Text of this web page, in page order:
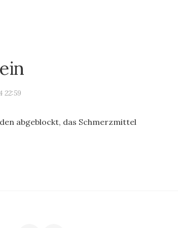
22:59
abgeblockt, das Schmerzmittel